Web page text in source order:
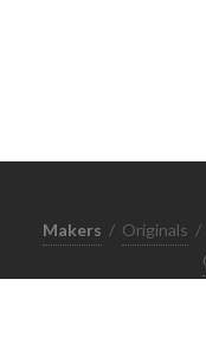
Makers / Originals /